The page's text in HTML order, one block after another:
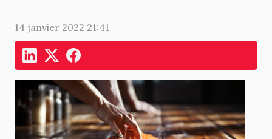
14 janvier 2022 21:41